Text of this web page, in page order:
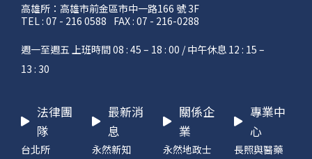
高雄所：高雄市前金區市中一路166 號 3F
TEL : 07 - 216 0588 FAX : 07 - 216-0288
週一至週五 上班時間 08 : 45 – 18 : 00 / 中午休息 12 : 15 –
13 : 30
法律團
隊
台北所
最新消
息
永然新知
關係企
業
永然地政士
專業中
心
長照與醫藥